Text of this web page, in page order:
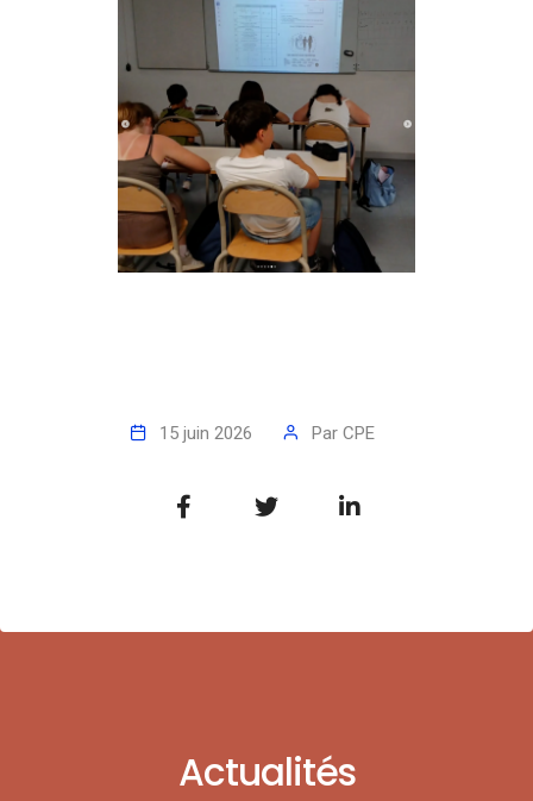
15 juin 2026 Par CPE
Actualités